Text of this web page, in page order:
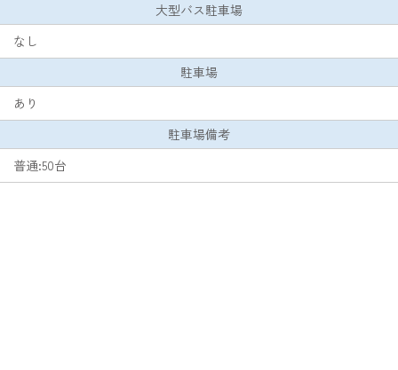
大型バス駐車場
なし
駐車場
あり
駐車場備考
普通:50台